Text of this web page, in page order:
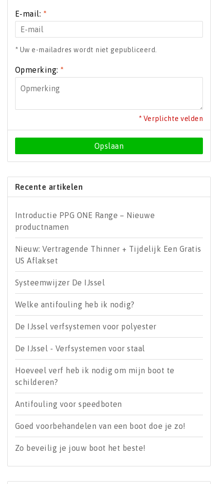
E-mail: *
* Uw e-mailadres wordt niet gepubliceerd.
Opmerking:*
* Verplichte velden
Opslaan
Recente artikelen
Introductie PPG ONE Range – Nieuwe
productnamen
Nieuw: Vertragende Thinner + Tijdelijk Een Gratis
US Aflakset
Systeemwijzer De IJssel
Welke antifouling heb ik nodig?
De IJssel verfsystemen voor polyester
De IJssel - Verfsystemen voor staal
Hoeveel verf heb ik nodig om mijn boot te
schilderen?
Antifouling voor speedboten
Goed voorbehandelen van een boot doe je zo!
Zo beveilig je jouw boot het beste!